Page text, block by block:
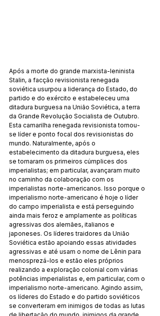
Após a morte do grande marxista-leninista
Stalin, a facção revisionista renegada
soviética usurpou a liderança do Estado, do
partido e do exército e estabeleceu uma
ditadura burguesa na União Soviética, a terra
da Grande Revolução Socialista de Outubro.
Esta camarilha renegada revisionista tornou-
se líder e ponto focal dos revisionistas do
mundo. Naturalmente, após o
estabelecimento da ditadura burguesa, eles
se tornaram os primeiros cúmplices dos
imperialistas; em particular, avançaram muito
no caminho da colaboração com os
imperialistas norte-americanos. Isso porque o
imperialismo norte-americano é hoje o líder
do campo imperialista e está perseguindo
ainda mais feroz e amplamente as políticas
agressivas dos alemães, italianos e
japoneses. Os líderes traidores da União
Soviética estão apoiando essas atividades
agressivas e até usam o nome de Lênin para
menosprezá-los e estão eles próprios
realizando a exploração colonial com várias
potências imperialistas e, em particular, com o
imperialismo norte-americano. Agindo assim,
os líderes do Estado e do partido soviéticos
se converteram em inimigos de todas as lutas